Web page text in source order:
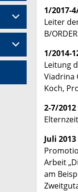
1/2017-
Leiter
B/
1/2014-
Leitung
Viadrina
Koch,
2-7/2012
Elternzeit
Juli 2013
Arbeit
am